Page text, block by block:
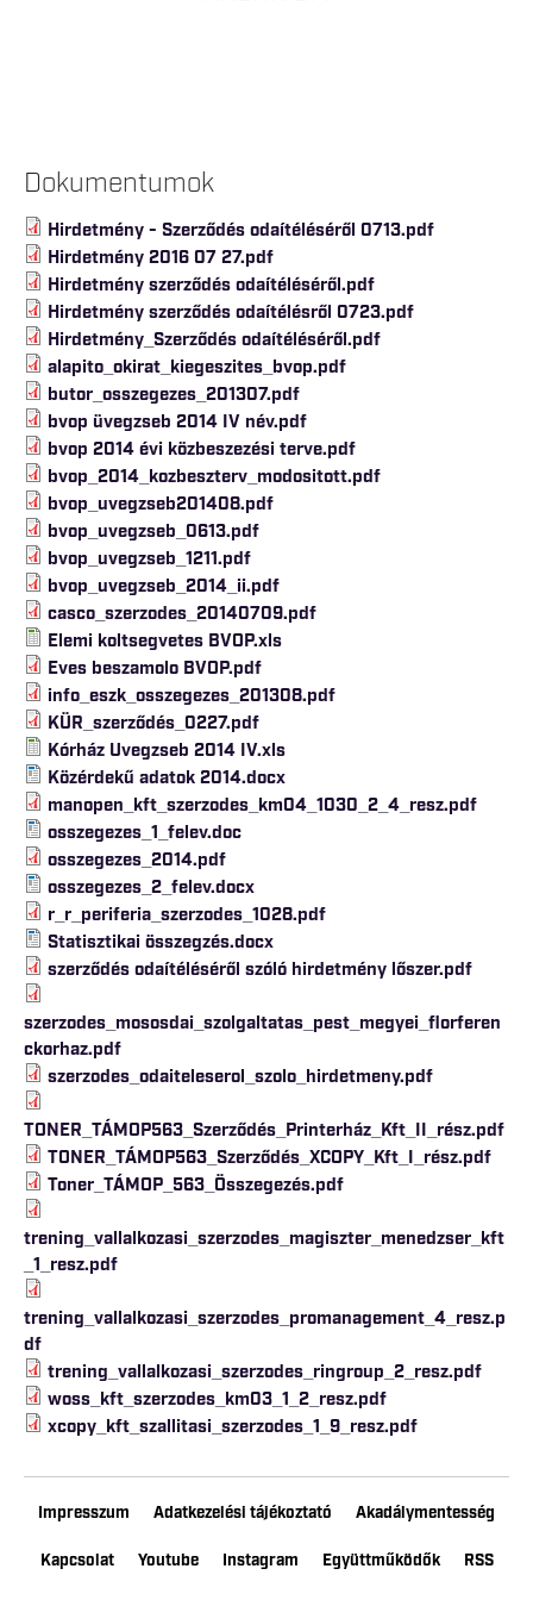
Dokumentumok
Hirdetmény - Szerződés odaítéléséről 0713.pdf
Hirdetmény 2016 07 27.pdf
Hirdetmény szerződés odaítéléséről.pdf
Hirdetmény szerződés odaítélésről 0723.pdf
Hirdetmény_Szerződés odaítéléséről.pdf
alapito_okirat_kiegeszites_bvop.pdf
butor_osszegezes_201307.pdf
bvop üvegzseb 2014 IV név.pdf
bvop 2014 évi közbeszezési terve.pdf
bvop_2014_kozbeszterv_modositott.pdf
bvop_uvegzseb201408.pdf
bvop_uvegzseb_0613.pdf
bvop_uvegzseb_1211.pdf
bvop_uvegzseb_2014_ii.pdf
casco_szerzodes_20140709.pdf
Elemi koltsegvetes BVOP.xls
Eves beszamolo BVOP.pdf
info_eszk_osszegezes_201308.pdf
KÜR_szerződés_0227.pdf
Kórház Uvegzseb 2014 IV.xls
Közérdekű adatok 2014.docx
manopen_kft_szerzodes_km04_1030_2_4_resz.pdf
osszegezes_1_felev.doc
osszegezes_2014.pdf
osszegezes_2_felev.docx
r_r_periferia_szerzodes_1028.pdf
Statisztikai összegzés.docx
szerződés odaítéléséről szóló hirdetmény lőszer.pdf
szerzodes_mososdai_szolgaltatas_pest_megyei_florferen
ckorhaz.pdf
szerzodes_odaiteleserol_szolo_hirdetmeny.pdf
TONER_TÁMOP563_Szerződés_Printerház_Kft_II_rész.pdf
TONER_TÁMOP563_Szerződés_XCOPY_Kft_I_rész.pdf
Toner_TÁMOP_563_Összegezés.pdf
trening_vallalkozasi_szerzodes_magiszter_menedzser_kft
_1_resz.pdf
trening_vallalkozasi_szerzodes_promanagement_4_resz.p
df
trening_vallalkozasi_szerzodes_ringroup_2_resz.pdf
woss_kft_szerzodes_km03_1_2_resz.pdf
xcopy_kft_szallitasi_szerzodes_1_9_resz.pdf
Impresszum Adatkezelési tájékoztató Akadálymentesség
Kapcsolat Youtube Instagram Együttműködők RSS